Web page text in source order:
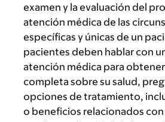
examen y la evaluación del
atención médica de las
específicas y únicas de un
pacientes deben hablar con
atención médica para
completa sobre su salud,
opciones de tratamiento,
o beneficios relacionados con